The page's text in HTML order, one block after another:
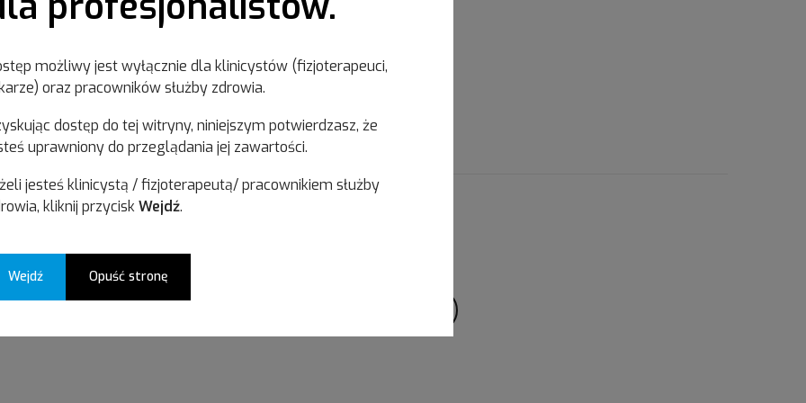
możliwy jest wyłącznie dla klinicystów (fizjoterapeuci,
oraz pracowników służby zdrowia.
dostęp do tej witryny, niniejszym potwierdzasz, że
uprawniony do przeglądania jej zawartości.
jesteś klinicystą / fizjoterapeutą/ pracownikiem służby
kliknij przyciskWejdź.
Wejdź Opuść stronę
Powrót do Spisu treści Powrót do Bazy Wiedzy